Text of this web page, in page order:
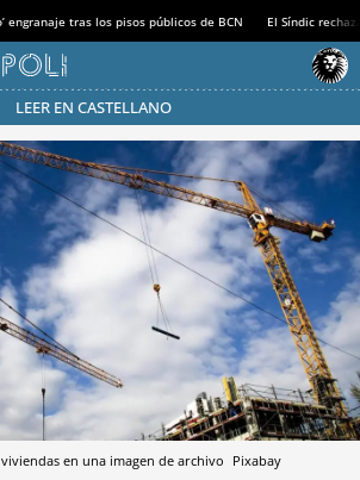
engranaje tras los pisos públicos de BCN El Síndic
LEER EN CASTELLANO
al MODO AHORRO
en una imagen de archivo Pixabay